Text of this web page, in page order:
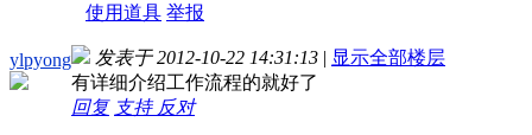
使用道具 举报
ylpyong 发表于 2012-10-22 14:31:13 | 显示全部楼层
有详细介绍工作流程的就好了
回复 支持 反对